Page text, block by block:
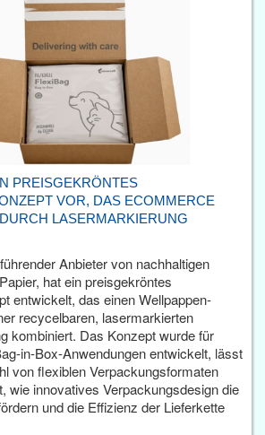
PREISGEKRÖNTES
VOR, DAS ECOMMERCE
LASERMARKIERUNG
Anbieter von nachhaltigen
hat ein preisgekröntes
entwickelt, das einen Wellpappen-
recycelbaren, lasermarkierten
kombiniert. Das Konzept wurde für
in-Box-Anwendungen entwickelt, lässt
von flexiblen Verpackungsformaten
wie innovatives Verpackungsdesign die
und die Effizienz der Lieferkette